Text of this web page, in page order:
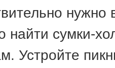
нужно
найти сумки-
Устройте